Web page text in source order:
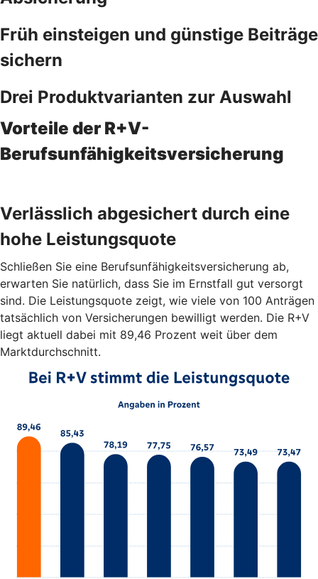
Früh einsteigen und günstige Beiträge
sichern
Drei Produktvarianten zur Auswahl
Vorteile der R+V-
Berufsunfähigkeitsversicherung
Verlässlich abgesichert durch eine
hohe Leistungsquote
Schließen Sie eine Berufsunfähigkeitsversicherung ab,
erwarten Sie natürlich, dass Sie im Ernstfall gut versorgt
sind. Die Leistungsquote zeigt, wie viele von 100 Anträgen
tatsächlich von Versicherungen bewilligt werden. Die R+V
liegt aktuell dabei mit 89,46 Prozent weit über dem
Marktdurchschnitt.